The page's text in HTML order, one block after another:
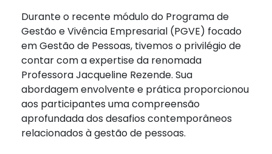
Durante o recente módulo do Programa de
Gestão e Vivência Empresarial (PGVE) focado
em Gestão de Pessoas, tivemos o privilégio de
contar com a expertise da renomada
Professora Jacqueline Rezende. Sua
abordagem envolvente e prática proporcionou
aos participantes uma compreensão
aprofundada dos desafios contemporâneos
relacionados à gestão de pessoas.